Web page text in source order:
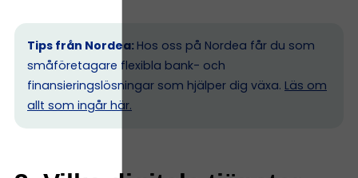
Tips från Nordea: Hos oss på Nordea får du som
småföretagare flexibla bank- och
finansieringslösningar som hjälper dig växa. Läs om
allt som ingår här.